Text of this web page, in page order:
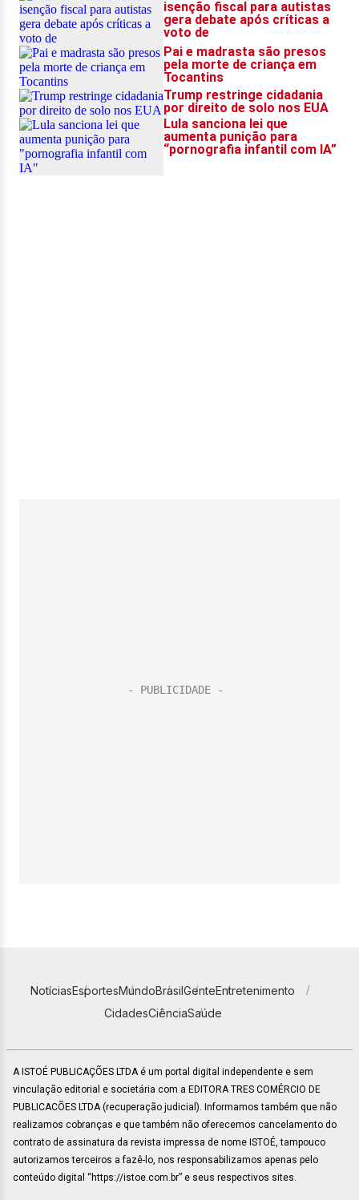
NotíciasEsportesMundoBrasilGenteEntretenimento
CidadesCiênciaSaúde
A ISTOÉ PUBLICAÇÕES LTDA é um portal digital independente e sem
vinculação editorial e societária com a EDITORA TRES COMÉRCIO DE
PUBLICACÕES LTDA (recuperação judicial). Informamos também que não
realizamos cobranças e que também não oferecemos cancelamento do
contrato de assinatura da revista impressa de nome ISTOÉ, tampouco
autorizamos terceiros a fazê-lo, nos responsabilizamos apenas pelo
conteúdo digital “https://istoe.com.br” e seus respectivos sites.